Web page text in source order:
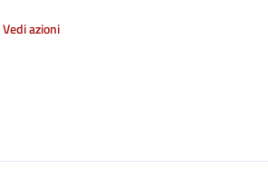
Vedi azioni